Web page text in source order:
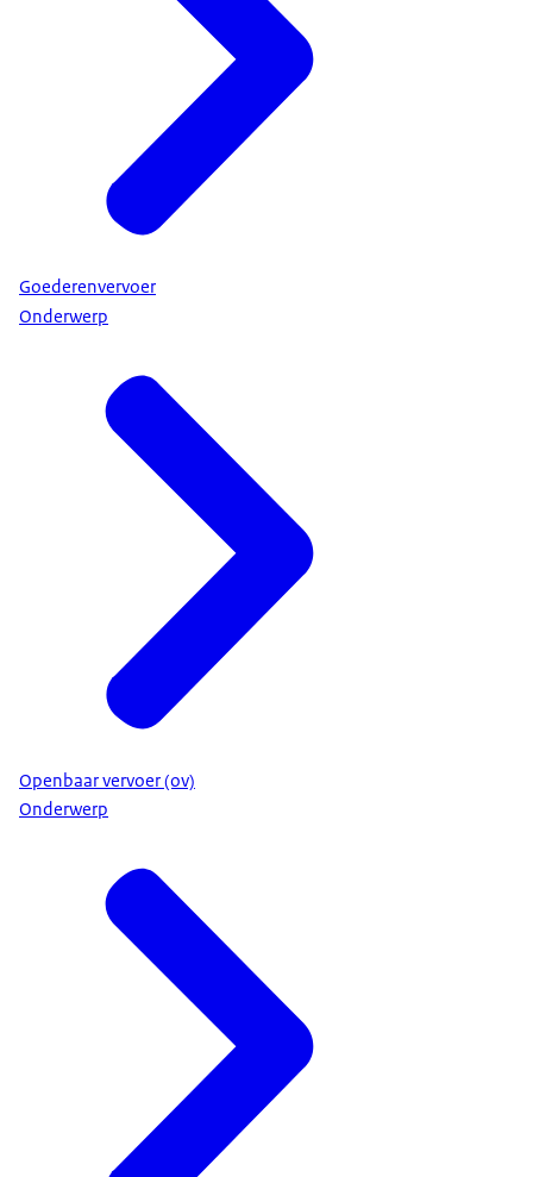
Goederenvervoer
Onderwerp
Openbaar vervoer (ov)
Onderwerp